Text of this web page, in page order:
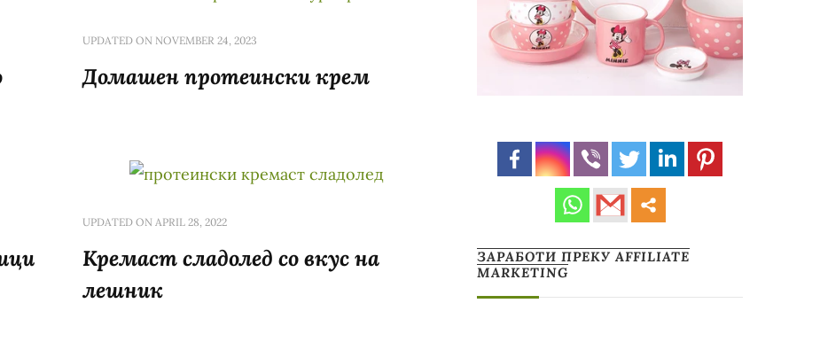
UPDATED ON NOVEMBER 24, 2023
Домашен протеински крем
UPDATED ON APRIL 28, 2022
Кремаст сладолед со вкус на
лешник
ЗАРАБОТИ ПРЕКУ AFFILIATE
MARKETING